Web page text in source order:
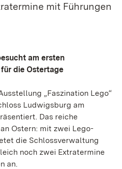
mit Führungen
am ersten
die Ostertage
„Faszination Lego“
Ludwigsburg am
Das reiche
Ostern: mit zwei Lego-
die Schlossverwaltung
noch zwei Extratermine
an.